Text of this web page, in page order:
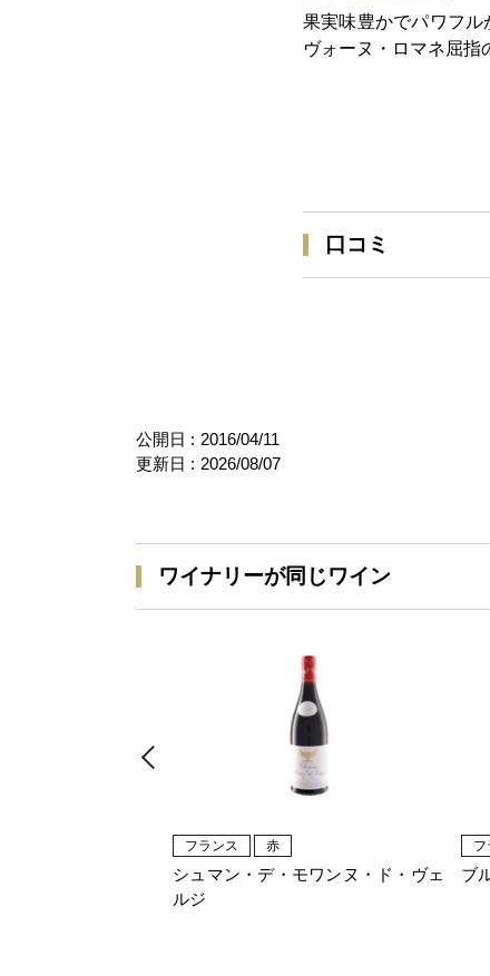
果実味豊かでパワフル
ヴォーヌ・ロマネ屈指
口コミ
公開日 : 2016/04/11
更新日 : 2026/08/07
ワイナリーが同じワイン
フランス 赤
シュマン・デ・モワンヌ・ド・ヴェ
ルジ
フ
ブ